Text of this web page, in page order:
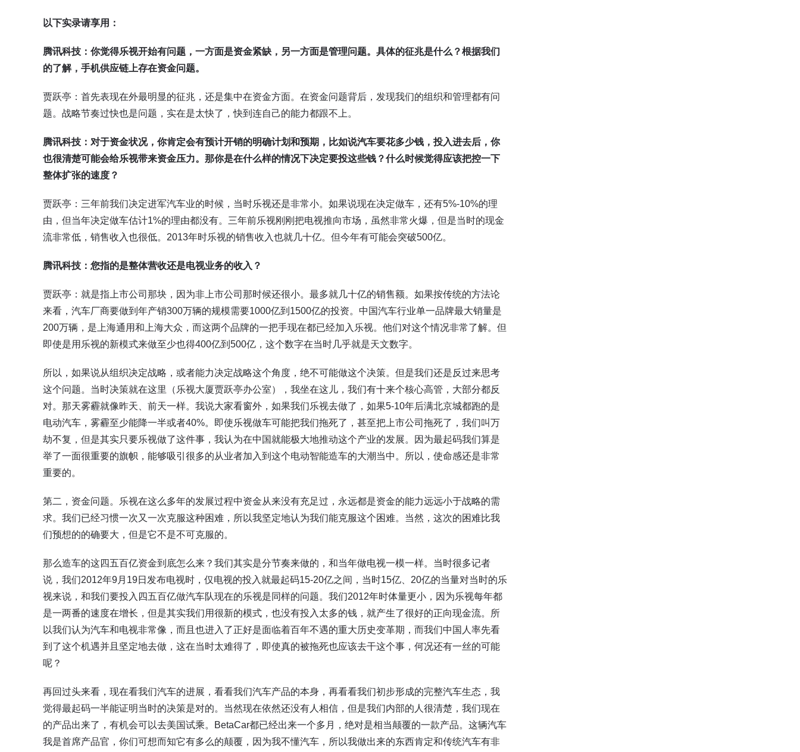
以下实录请享用：
腾讯科技：你觉得乐视开始有问题，一方面是资金紧缺，另一方面是管理问题。具体的征兆是什么？根据我们
的了解，手机供应链上存在资金问题。
贾跃亭：首先表现在外最明显的征兆，还是集中在资金方面。在资金问题背后，发现我们的组织和管理都有问
题。战略节奏过快也是问题，实在是太快了，快到连自己的能力都跟不上。
腾讯科技：对于资金状况，你肯定会有预计开销的明确计划和预期，比如说汽车要花多少钱，投入进去后，你
也很清楚可能会给乐视带来资金压力。那你是在什么样的情况下决定要投这些钱？什么时候觉得应该把控一下
整体扩张的速度？
贾跃亭：三年前我们决定进军汽车业的时候，当时乐视还是非常小。如果说现在决定做车，还有5%-10%的理
由，但当年决定做车估计1%的理由都没有。三年前乐视刚刚把电视推向市场，虽然非常火爆，但是当时的现金
流非常低，销售收入也很低。2013年时乐视的销售收入也就几十亿。但今年有可能会突破500亿。
腾讯科技：您指的是整体营收还是电视业务的收入？
贾跃亭：就是指上市公司那块，因为非上市公司那时候还很小。最多就几十亿的销售额。如果按传统的方法论
来看，汽车厂商要做到年产销300万辆的规模需要1000亿到1500亿的投资。中国汽车行业单一品牌最大销量是
200万辆，是上海通用和上海大众，而这两个品牌的一把手现在都已经加入乐视。他们对这个情况非常了解。但
即使是用乐视的新模式来做至少也得400亿到500亿，这个数字在当时几乎就是天文数字。
所以，如果说从组织决定战略，或者能力决定战略这个角度，绝不可能做这个决策。但是我们还是反过来思考
这个问题。当时决策就在这里（乐视大厦贾跃亭办公室），我坐在这儿，我们有十来个核心高管，大部分都反
对。那天雾霾就像昨天、前天一样。我说大家看窗外，如果我们乐视去做了，如果5-10年后满北京城都跑的是
电动汽车，雾霾至少能降一半或者40%。即使乐视做车可能把我们拖死了，甚至把上市公司拖死了，我们叫万
劫不复，但是其实只要乐视做了这件事，我认为在中国就能极大地推动这个产业的发展。因为最起码我们算是
举了一面很重要的旗帜，能够吸引很多的从业者加入到这个电动智能造车的大潮当中。所以，使命感还是非常
重要的。
第二，资金问题。乐视在这么多年的发展过程中资金从来没有充足过，永远都是资金的能力远远小于战略的需
求。我们已经习惯一次又一次克服这种困难，所以我坚定地认为我们能克服这个困难。当然，这次的困难比我
们预想的的确要大，但是它不是不可克服的。
那么造车的这四五百亿资金到底怎么来？我们其实是分节奏来做的，和当年做电视一模一样。当时很多记者
说，我们2012年9月19日发布电视时，仅电视的投入就最起码15-20亿之间，当时15亿、20亿的当量对当时的乐
视来说，和我们要投入四五百亿做汽车队现在的乐视是同样的问题。我们2012年时体量更小，因为乐视每年都
是一两番的速度在增长，但是其实我们用很新的模式，也没有投入太多的钱，就产生了很好的正向现金流。所
以我们认为汽车和电视非常像，而且也进入了正好是面临着百年不遇的重大历史变革期，而我们中国人率先看
到了这个机遇并且坚定地去做，这在当时太难得了，即使真的被拖死也应该去干这个事，何况还有一丝的可能
呢？
再回过头来看，现在看我们汽车的进展，看看我们汽车产品的本身，再看看我们初步形成的完整汽车生态，我
觉得最起码一半能证明当时的决策是对的。当然现在依然还没有人相信，但是我们内部的人很清楚，我们现在
的产品出来了，有机会可以去美国试乘。BetaCar都已经出来一个多月，绝对是相当颠覆的一款产品。这辆汽车
我是首席产品官，你们可想而知它有多么的颠覆，因为我不懂汽车，所以我做出来的东西肯定和传统汽车有非